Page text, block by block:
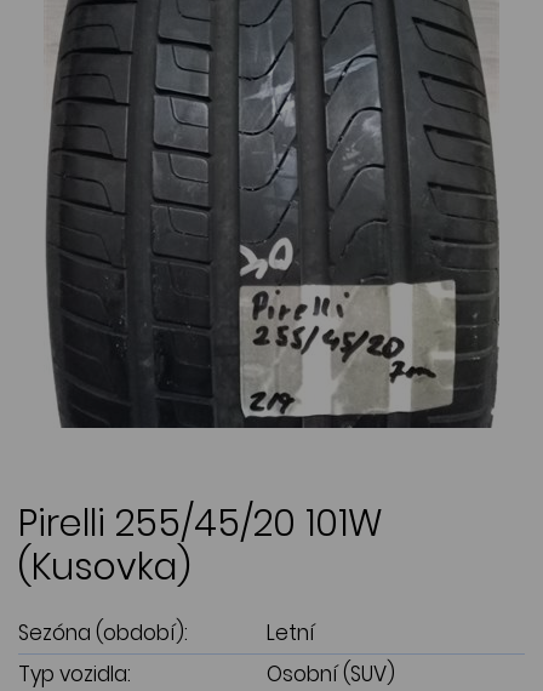
Pirelli 255/45/20 101W
(Kusovka)
Sezóna (období):
Letní
Typ vozidla:
Osobní (SUV)